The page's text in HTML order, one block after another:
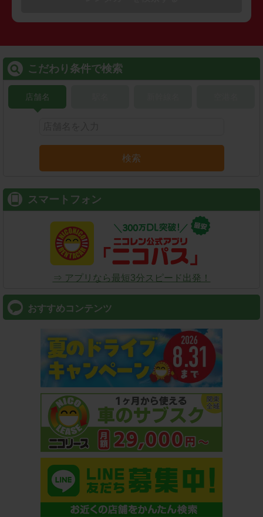
こだわり条件で検索
店舗名
検索
スマートフォン
⇒ アプリなら最短3分スピード出発！
おすすめコンテンツ